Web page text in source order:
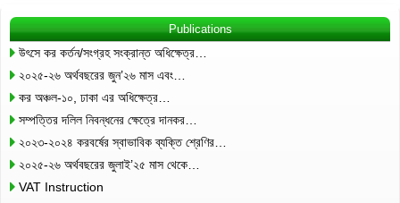
Publications
উৎসে কর কর্তন/সংগ্রহ সংক্রান্ত অধিক্ষেত্র…
২০২৫-২৬ অর্থবছরের জুন’২৬ মাস এবং…
কর অঞ্চল-১০, ঢাকা এর অধিক্ষেত্র…
সম্পত্তির দলিল নিবন্ধনের ক্ষেত্রে দানকর…
২০২৩-২০২৪ করবর্ষের স্বাভাবিক ব্যক্তি শ্রেণির…
২০২৫-২৬ অর্থবছরের জুলাই’২৫ মাস থেকে…
VAT Instruction